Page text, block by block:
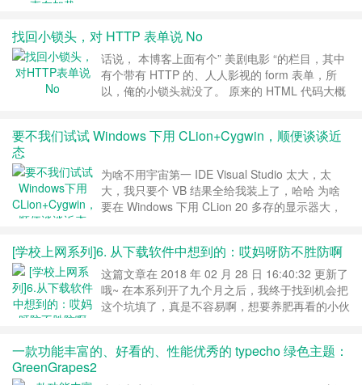
择器 这玩意是个啥啊？哎就是 jQuery 选择器啦。
怎么设置这一项的值呢？ 很简单，随便打开一篇
带图的博文，然后定位……继续阅读 »
找回小锁头，对 HTTP 表单说 No
话说， 本博客上面有个” 美剧电影 “的栏目，其中
有个带有 HTTP 的、人人影视的 form 表单，所
以，俺的小锁头就没了。 原来的 HTML 代码大概
action="http://www.zimuzu.tv/search/index?
要不我们试试 Windows 下用 CLion+Cygwin，顺便谈谈近
态
为啥不用宇宙第一 IDE Visual Studio 太大，太
大，我只要个 VB 结果全给我装上了，哈哈 为啥
要在 Windows 下用 CLion 20 多存的显示器大，
造出我高产的假象 安装 CLion 这就不用说了，去
官网下载，安装，下一步等等等等。 友情提示，
有 edu 邮箱的…… 继续阅读 »
[学校上网系列]6. 从下载软件中想到的：哎妈呀防不胜防啊
这篇文章在 2018 年 02 月 28 日 16:40:32 更新了
哦~ 在本系列开了九个月之后，我终于找到机会把
这个坑填了，真是不容易啊，想要养肥再看的小伙
行文最长的博文了。好吧，作为结尾的博文，一定
一款功能丰富的、好看的、性能优秀的 typecho 绿色主题：
GreenGrapes2